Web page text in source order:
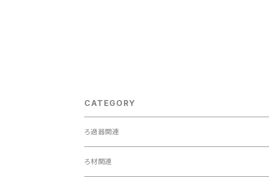
CATEGORY
ろ過器関連
外掛け式／ハングオンタイプ
ろ材関連